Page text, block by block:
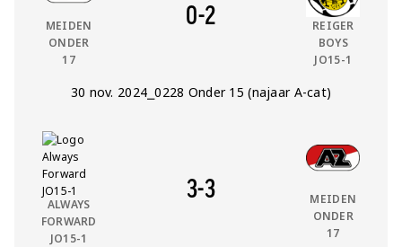
0-2
Datum:
30 nov. 2024 ⎯Competitie:
0228 Onder 15 (najaar A-cat)
MEIDEN
ONDER
17
REIGER
BOYS
JO15-1
3-3
Thuis Team:
ALWAYS
FORWARD
JO15-1
MEIDEN
ONDER
17